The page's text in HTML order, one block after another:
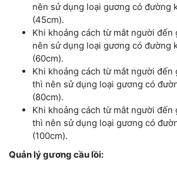
nên sử dụng loại gương có đường
(45cm).
Khi khoảng cách từ mắt người đến
nên sử dụng loại gương có đường
(60cm).
Khi khoảng cách từ mắt người đến
thì nên sử dụng loại gương có
(80cm).
Khi khoảng cách từ mắt người
thì nên sử dụng loại gương có
(100cm).
Quản lý gương cầu lồi: